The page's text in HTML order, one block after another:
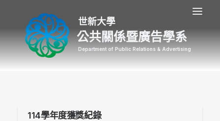
公共關係暨廣告學系
114學年度獲獎紀錄